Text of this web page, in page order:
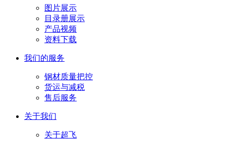
图片展示
目录册展示
产品视频
资料下载
我们的服务
钢材质量把控
货运与减税
售后服务
关于我们
关于超飞